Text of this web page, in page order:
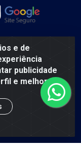
e de
publicidade
e melhorar a
- AV DEPUTADO
de Santana/BA
0001-40